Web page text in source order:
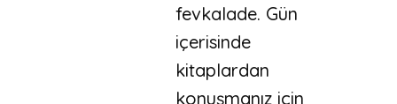
fevkalade. Gün
içerisinde
kitaplardan
konuşmanız için